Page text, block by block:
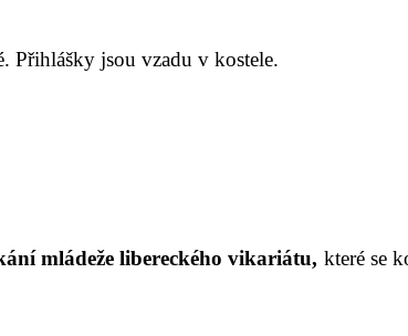
Přihlášky jsou vzadu v kostele.
mládeže libereckého vikariátu, které se